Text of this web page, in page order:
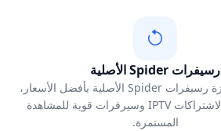
رسيفرات Spider الأصلية
نوفر أحدث أجهزة رسيفرات Spider الأصلية بأفضل الأسعار،
مع دعم كامل لاشتراكات IPTV وسيرفرات قوية للمشاهدة
المستمرة.